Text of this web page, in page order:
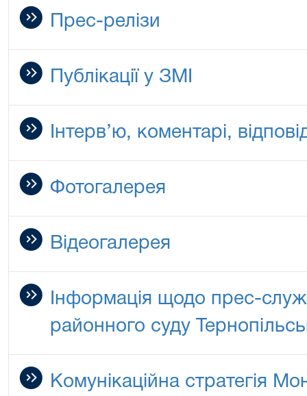
Прес-релізи
Публікації у ЗМІ
Інтерв’ю, коментарі,
Фотогалерея
Відеогалерея
Інформація щодо прес-
районного суду
Комунікаційна стратегія